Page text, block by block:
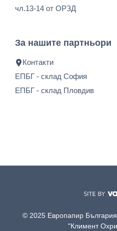
чл.13-14 от ОРЗД
За нашите партньори
Контакти
ЕПБГ - склад София
ЕПБГ - склад Пловдив
© 2025 Европапир
"Климент